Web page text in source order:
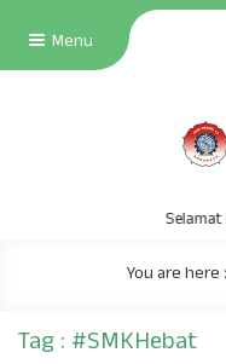
Menu
Selamat
You are here :
Tag : #SMKHebat